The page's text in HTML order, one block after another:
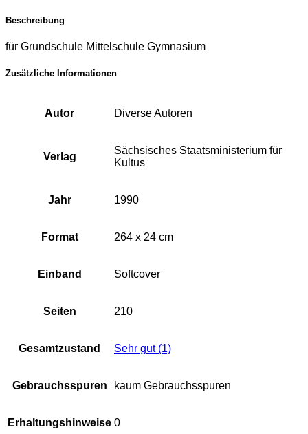
Beschreibung
für Grundschule Mittelschule Gymnasium
Zusätzliche Informationen
Autor Diverse Autoren
Verlag
Sächsisches Staatsministerium für
Kultus
Jahr 1990
Format 264 x 24 cm
Einband Softcover
Seiten 210
Gesamtzustand Sehr gut (1)
Gebrauchsspuren kaum Gebrauchsspuren
Erhaltungshinweise 0